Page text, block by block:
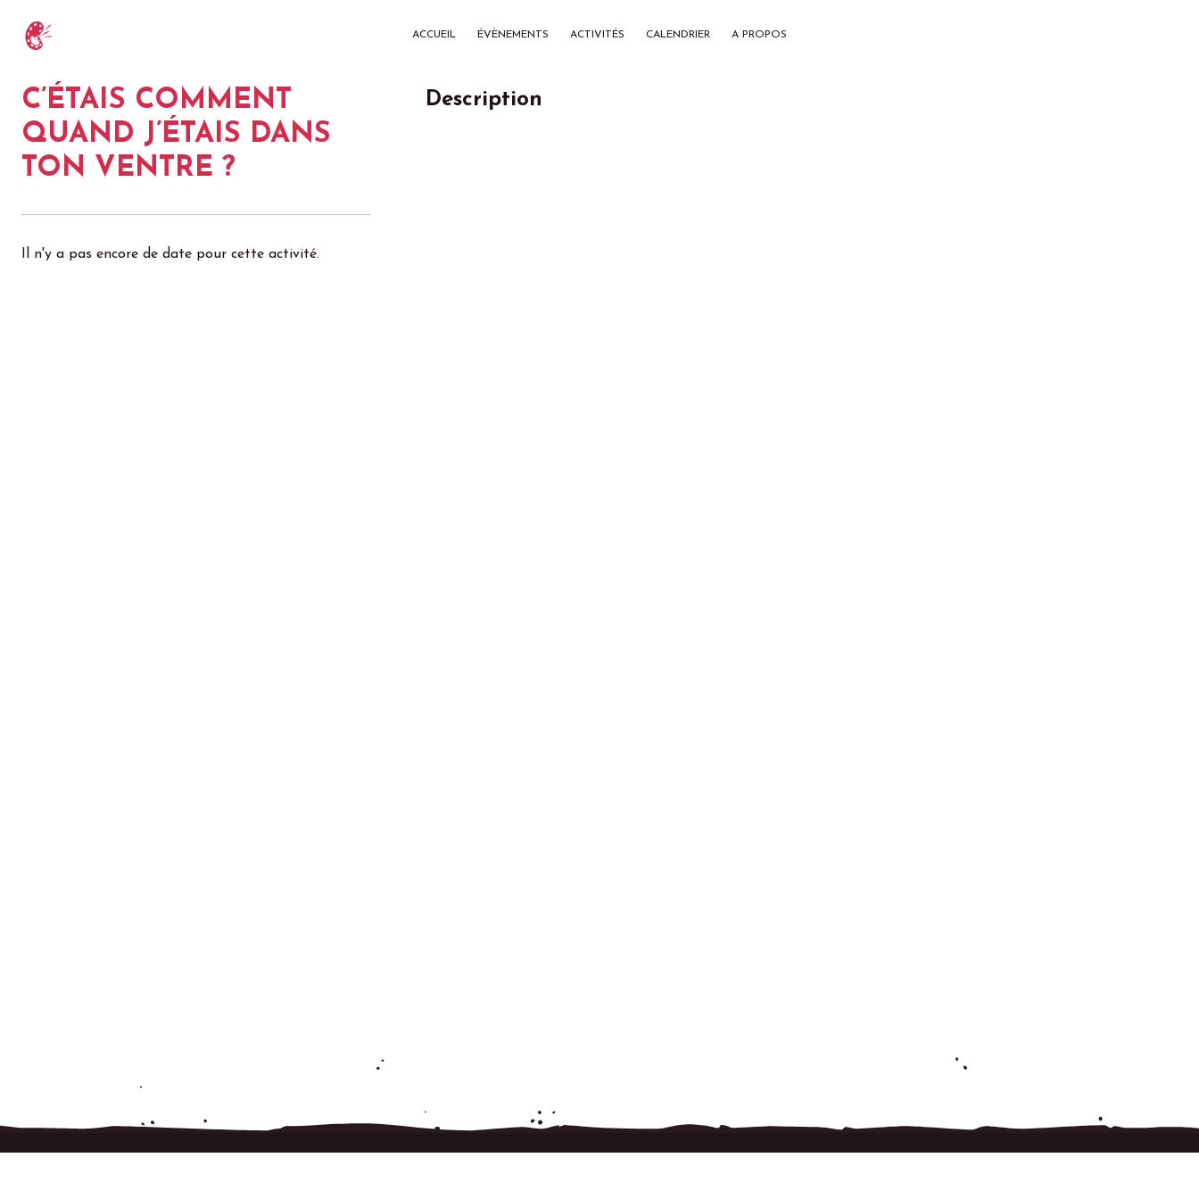
ACCUEIL ÉVÈNEMENTS ACTIVITÉS CALENDRIER A PROPOS
C’ÉTAIS COMMENT
QUAND J’ÉTAIS DANS
TON VENTRE ?
Il n'y a pas encore de date pour cette activité.
Description